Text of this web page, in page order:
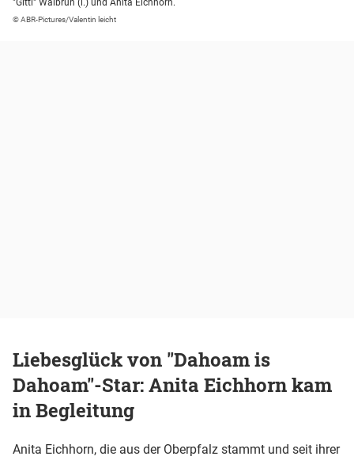
"Gitti" Walbrun (l.) und Anita Eichhorn.
© ABR-Pictures/Valentin leicht
Liebesglück von "Dahoam is
Dahoam"-Star: Anita Eichhorn kam
in Begleitung
Anita Eichhorn, die aus der Oberpfalz stammt und seit ihrer